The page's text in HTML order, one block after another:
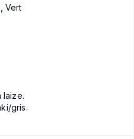
Vert
laize.
gris.